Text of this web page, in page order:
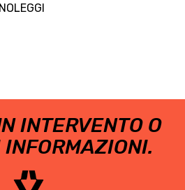
NOLEGGI
INTERVENTO O
INFORMAZIONI.